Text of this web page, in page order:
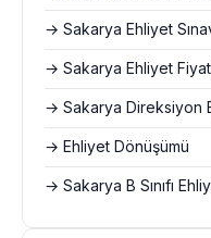
→ Sakarya Ehliyet
→ Sakarya Ehliyet
→ Sakarya Direksiyon
→ Ehliyet Dönüşümü
→ Sakarya B Sınıfı